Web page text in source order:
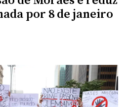
por 8 de janeiro